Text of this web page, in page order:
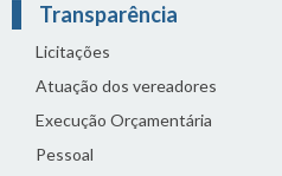
Transparência
Licitações
Atuação dos vereadores
Execução Orçamentária
Pessoal